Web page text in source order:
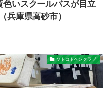
いスクールバスが目立
兵庫県高砂市）
ソトコトペンクラブ